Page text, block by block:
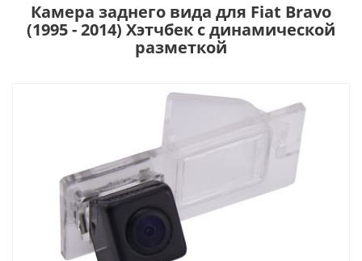
Камера заднего вида для Fiat Bravo
(1995 - 2014) Хэтчбек с динамической
разметкой